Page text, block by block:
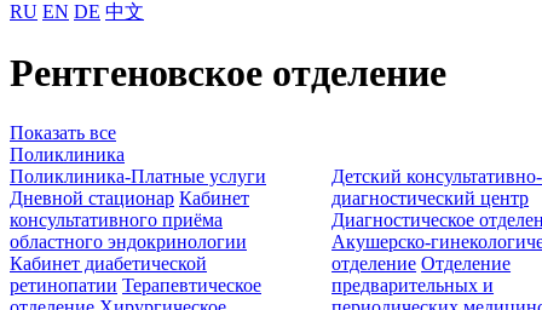
RU EN DE 中文
Рентгеновское отделение
Показать все
Поликлиника
Поликлиника-Платные услуги
Дневной стационар Кабинет
консультативного приёма
областного эндокринологии
Кабинет диабетической
ретинопатии Терапевтическое
Детский консультативно-
диагностический центр
Диагностическое
Акушерско-
отделение Отделение
предварительных и